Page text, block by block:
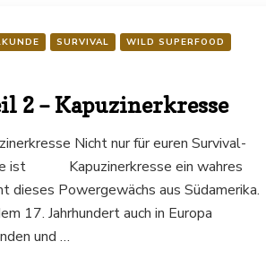
SURVIVAL
WILD SUPERFOOD
2 – Kapuzinerkresse
Nicht nur für euren Survival-
ist Kapuzinerkresse ein wahres
dieses Powergewächs aus Südamerika.
17. Jahrhundert auch in Europa
und …